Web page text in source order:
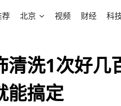
荐 北京 视频 财经 科
清洗1次好几
能搞定